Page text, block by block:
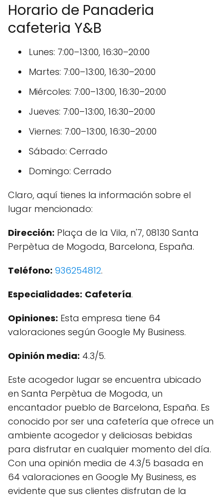
Horario de Panaderia
cafeteria Y&B
Lunes: 7:00–13:00, 16:30–20:00
Martes: 7:00–13:00, 16:30–20:00
Miércoles: 7:00–13:00, 16:30–20:00
Jueves: 7:00–13:00, 16:30–20:00
Viernes: 7:00–13:00, 16:30–20:00
Sábado: Cerrado
Domingo: Cerrado
Claro, aquí tienes la información sobre el
lugar mencionado:
Dirección: Plaça de la Vila, n'7, 08130 Santa
Perpètua de Mogoda, Barcelona, España.
Teléfono: 936254812.
Especialidades: Cafetería.
Opiniones: Esta empresa tiene 64
valoraciones según Google My Business.
Opinión media: 4.3/5.
Este acogedor lugar se encuentra ubicado
en Santa Perpètua de Mogoda, un
encantador pueblo de Barcelona, España. Es
conocido por ser una cafetería que ofrece un
ambiente acogedor y deliciosas bebidas
para disfrutar en cualquier momento del día.
Con una opinión media de 4.3/5 basada en
64 valoraciones en Google My Business, es
evidente que sus clientes disfrutan de la